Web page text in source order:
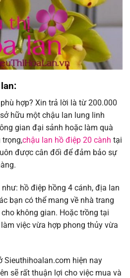
phù hợp? Xin trả lời là từ 200.000
hữu một chậu lan lung linh
gian đại sảnh hoặc làm quà
trọng,chậu lan hồ điệp 20 cành tại
được cân đối để đảm bảo sự
hồ điệp hồng 4 cánh, địa lan
bạn có thể mang về nhà trang
không gian. Hoặc trồng tại
việc vừa hợp phong thủy vừa
Sieuthihoalan.com hiện nay
sẽ rất thuận lợi cho việc mua và